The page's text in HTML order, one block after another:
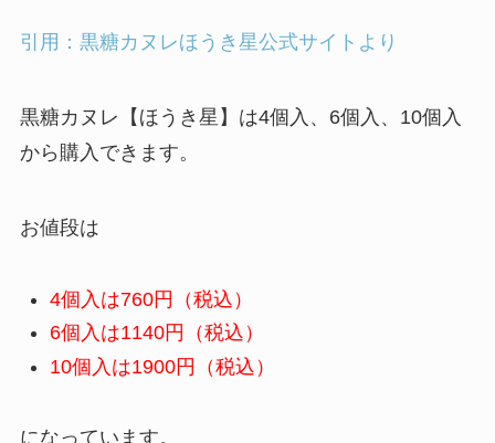
引用：黒糖カヌレほうき星公式サイトより
黒糖カヌレ【ほうき星】は4個入、6個入、10個入
から購入できます。
お値段は
4個入は760円（税込）
6個入は1140円（税込）
10個入は1900円（税込）
になっています。